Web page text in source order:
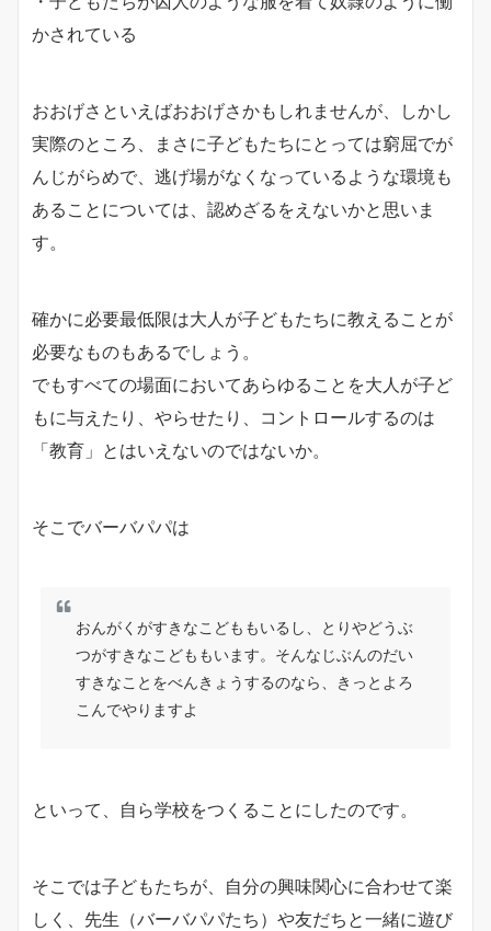
かされている
おおげさといえばおおげさかもしれませんが、しかし
実際のところ、まさに子どもたちにとっては窮屈でが
んじがらめで、逃げ場がなくなっているような環境も
あることについては、認めざるをえないかと思いま
す。
確かに必要最低限は大人が子どもたちに教えることが
必要なものもあるでしょう。
でもすべての場面においてあらゆることを大人が子ど
もに与えたり、やらせたり、コントロールするのは
「教育」とはいえないのではないか。
そこでバーバパパは
おんがくがすきなこどももいるし、とりやどうぶ
つがすきなこどももいます。そんなじぶんのだい
すきなことをべんきょうするのなら、きっとよろ
こんでやりますよ
といって、自ら学校をつくることにしたのです。
そこでは子どもたちが、自分の興味関心に合わせて楽
しく、先生（バーバパパたち）や友だちと一緒に遊び